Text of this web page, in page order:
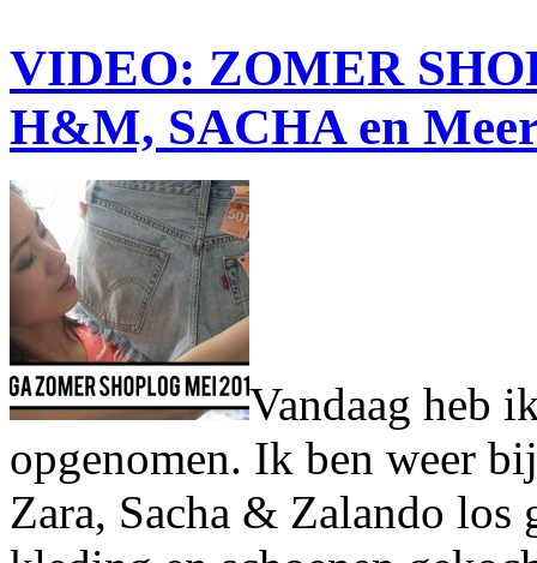
VIDEO: ZOMER
H&M, SACHA en
Vandaag heb
opgenomen. Ik ben weer
Zara, Sacha & Zalando los